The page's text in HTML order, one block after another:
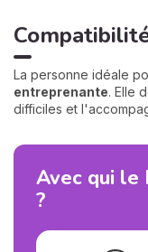
La personne idéale
entreprenante. Elle
difficiles et
Avec qui
?